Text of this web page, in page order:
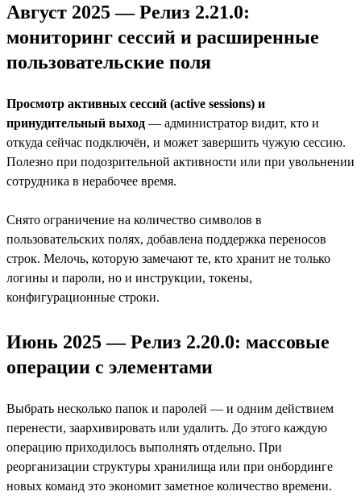
Август 2025 — Релиз 2.21.0:
мониторинг сессий и расширенные
пользовательские поля
Просмотр активных сессий (active sessions) и
принудительный выход — администратор видит, кто и
откуда сейчас подключён, и может завершить чужую сессию.
Полезно при подозрительной активности или при увольнении
сотрудника в нерабочее время.
Снято ограничение на количество символов в
пользовательских полях, добавлена поддержка переносов
строк. Мелочь, которую замечают те, кто хранит не только
логины и пароли, но и инструкции, токены,
конфигурационные строки.
Июнь 2025 — Релиз 2.20.0: массовые
операции с элементами
Выбрать несколько папок и паролей — и одним действием
перенести, заархивировать или удалить. До этого каждую
операцию приходилось выполнять отдельно. При
реорганизации структуры хранилища или при онбординге
новых команд это экономит заметное количество времени.